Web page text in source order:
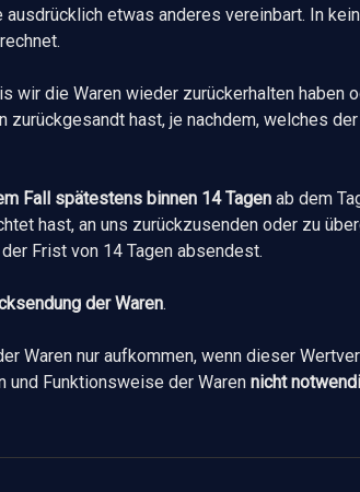
etwas anderes vereinbart. In
wir die Waren wieder zurückerhalten haben
zurückgesandt hast, je nachdem, welches
Fall spätestens binnen 14 Tagen ab dem
hast, an uns zurückzusenden oder zu
Frist von 14 Tagen absendest.
der Waren.
Waren nur aufkommen, wenn dieser
und Funktionsweise der Waren nicht